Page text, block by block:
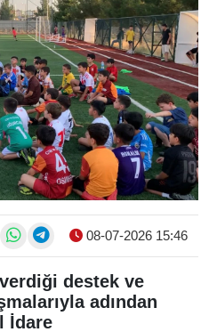
08-07-2026 15:46
destek ve
adından
İdare